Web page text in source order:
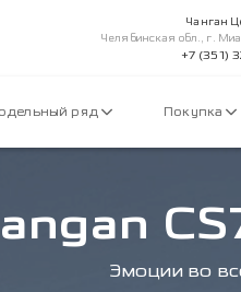
Чанган
Челябинская обл., г.
+7 (351)
ряд Покупка
Эмоции во